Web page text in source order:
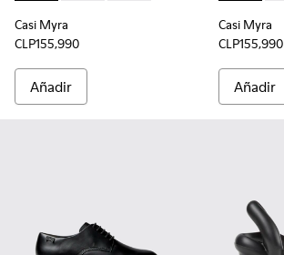
Casi Myra
CLP155,990
Añadir
Casi Myra
CLP155,990
Añadir